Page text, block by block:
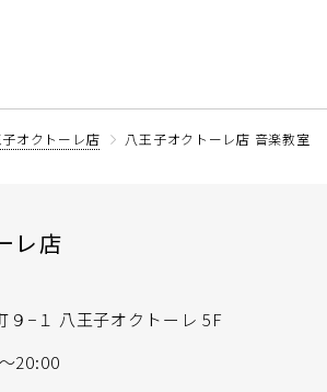
子オクトーレ店 八王子オクトーレ店 音楽教室
レ店
９−１ 八王子オクトーレ 5F
20:00